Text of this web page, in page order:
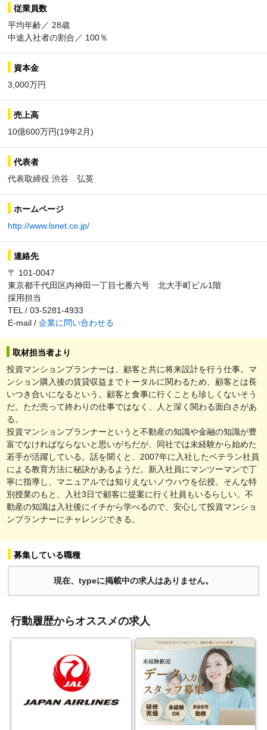
従業員数
平均年齢／ 28歳
中途入社者の割合／ 100％
資本金
3,000万円
売上高
10億600万円(19年2月)
代表者
代表取締役 渋谷 弘英
ホームページ
http://www.lsnet.co.jp/
連絡先
〒 101-0047
東京都千代田区内神田一丁目七番六号 北大手町ビル1階
採用担当
TEL / 03-5281-4933
E-mail / 企業に問い合わせる
取材担当者より
投資マンションプランナーは、顧客と共に将来設計を行う仕事。マ
ンション購入後の賃貸収益までトータルに関わるため、顧客とは長
いつき合いになるという。顧客と食事に行くことも珍しくないそう
だ。ただ売って終わりの仕事ではなく、人と深く関わる面白さがあ
る。
投資マンションプランナーというと不動産の知識や金融の知識が豊
富でなければならないと思いがちだが、同社では未経験から始めた
若手が活躍している。話を聞くと、2007年に入社したベテラン社員
による教育方法に秘訣があるようだ。新入社員にマンツーマンで丁
寧に指導し、マニュアルでは知りえないノウハウを伝授。そんな特
別授業のもと、入社3日で顧客に提案に行く社員もいるらしい。不
動産の知識は入社後にイチから学べるので、安心して投資マンショ
ンプランナーにチャレンジできる。
募集している職種
現在、typeに掲載中の求人はありません。
行動履歴からオススメの求人